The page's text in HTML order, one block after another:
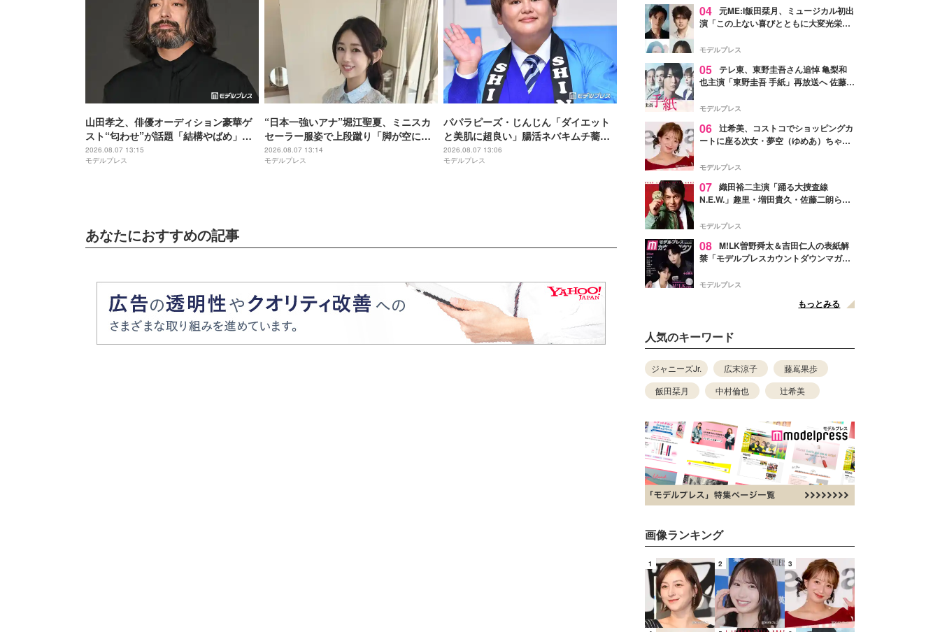
山田孝之、俳優オーディション豪華ゲ
スト“匂わせ”が話題「結構やばめ」緊
急で動画配信【THE OPEN CALL】
2026.08.07 13:15
モデルプレス
“日本一強いアナ”堀江聖夏、ミニスカ
セーラー服姿で上段蹴り「脚が空に届
きそう」「等身バランスが素晴らし
い」と反響
2026.08.07 13:14
モデルプレス
パパラピーズ・じんじん「ダイエット
と美肌に超良い」腸活ネバキムチ蕎麦
公開「真似したい」「食欲そそる」の
声
2026.08.07 13:06
モデルプレス
あなたにおすすめの記事
04 元ME:I飯田栞月、ミュージカル初出
演「この上ない喜びとともに大変光栄」
ャスト発表
モデルプレス
05 テレ東、東野圭吾さん追悼 亀梨和
也主演「東野圭吾 手紙」再放送へ 佐藤隆
モデルプレス
06 辻希美、コストコでショッピングカ
ートに座る次女・夢空（ゆめあ）ちゃん
ぎ」「成長を感じる」の声
モデルプレス
07 織田裕二主演「踊る大捜査線
N.E.W.」趣里・増田貴久・佐藤二朗ら新
徴する“謎のキーワード”も
モデルプレス
08 M!LK曽野舜太＆吉田仁人の表紙解
禁「モデルプレスカウントダウンマガジ
モデルプレス
もっとみる
人気のキーワード
ジャニーズJr. 広末涼子
藤嶌果歩
飯田栞月
中村倫也 辻希美
画像ランキング
1 2 3